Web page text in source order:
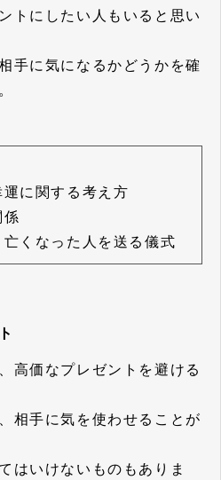
トにしたい人もいると思い
手に気になるかどうかを確
に関する考え方
係
くなった人を送る儀式
高価なプレゼントを避ける
相手に気を使わせることが
はいけないものもありま